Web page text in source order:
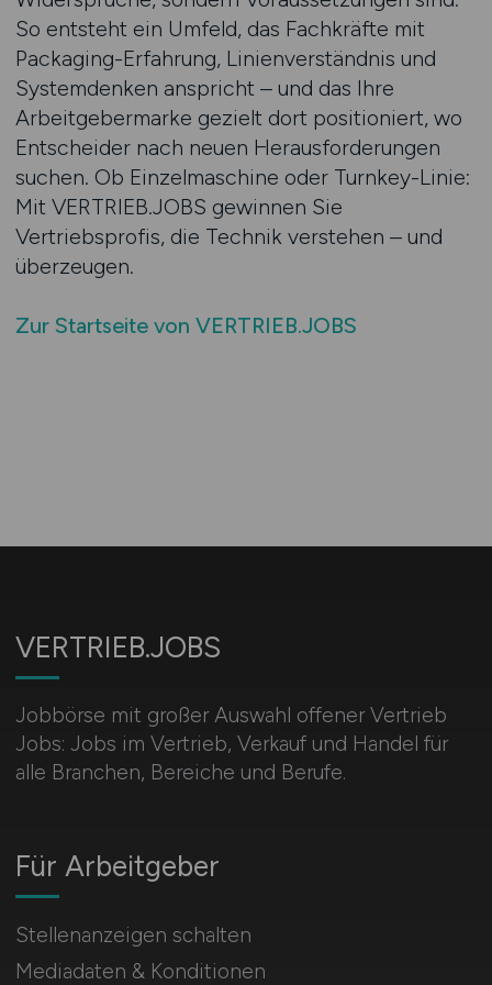
So entsteht ein Umfeld, das Fachkräfte mit
Packaging-Erfahrung, Linienverständnis und
Systemdenken anspricht – und das Ihre
Arbeitgebermarke gezielt dort positioniert, wo
Entscheider nach neuen Herausforderungen
suchen. Ob Einzelmaschine oder Turnkey-Linie:
Mit VERTRIEB.JOBS gewinnen Sie
Vertriebsprofis, die Technik verstehen – und
überzeugen.
Zur Startseite von VERTRIEB.JOBS
VERTRIEB.JOBS
Jobbörse mit großer Auswahl offener Vertrieb
Jobs: Jobs im Vertrieb, Verkauf und Handel für
alle Branchen, Bereiche und Berufe.
Für Arbeitgeber
Stellenanzeigen schalten
Mediadaten & Konditionen